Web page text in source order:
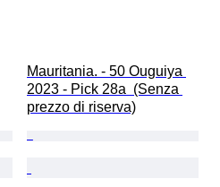
Mauritania. - 50 Ouguiya
2023 - Pick 28a  (Senza
prezzo di riserva)